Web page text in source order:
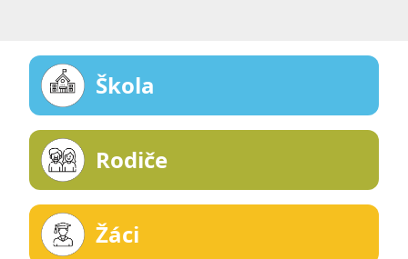
Kontakty
Škola
Rodiče
Žáci